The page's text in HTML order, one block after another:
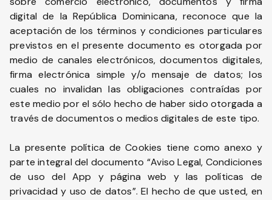
digital de la República Dominicana, reconoce que la
aceptación de los términos y condiciones particulares
previstos en el presente documento es otorgada por
medio de canales electrónicos, documentos digitales,
firma electrónica simple y/o mensaje de datos; los
cuales no invalidan las obligaciones contraídas por
este medio por el sólo hecho de haber sido otorgada a
través de documentos o medios digitales de este tipo.
La presente política de Cookies tiene como anexo y
parte integral del documento “Aviso Legal, Condiciones
de uso del App y página web y las políticas de
privacidad y uso de datos”. El hecho de que usted, en